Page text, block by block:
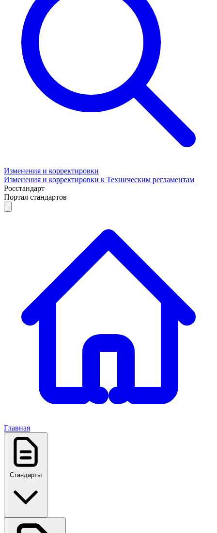
Изменения и корректировки
Изменения и корректировки к Техническим регламентам
Росстандарт
Портал стандартов
Главная
Стандарты
ГОСТ, ГОСТ Р, ПНСТ